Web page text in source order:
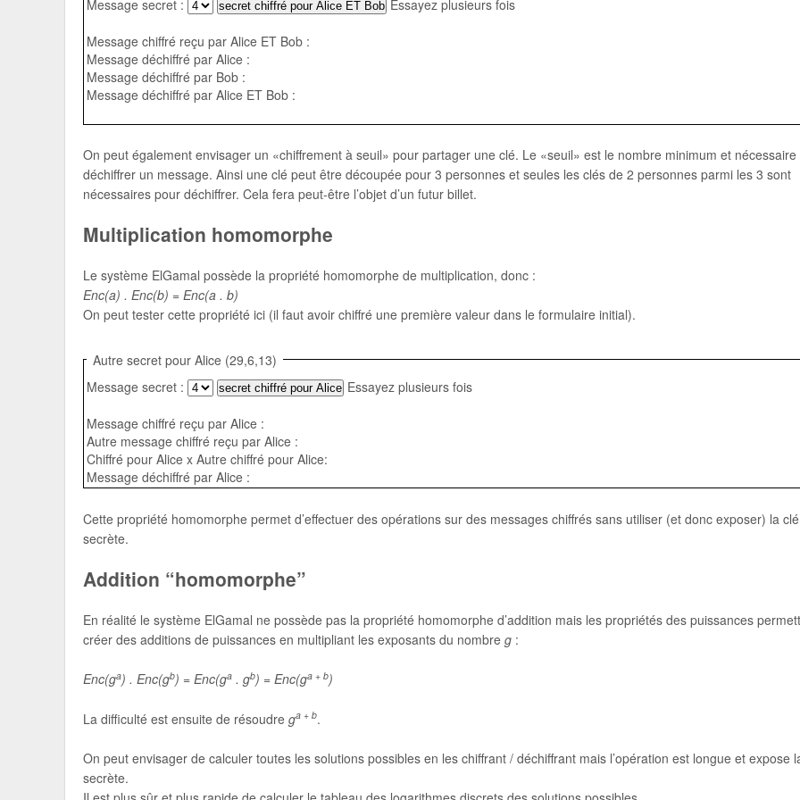
Message secret : Essayez plusieurs fois
Message chiffré reçu par Alice ET Bob :
Message déchiffré par Alice :
Message déchiffré par Bob :
Message déchiffré par Alice ET Bob :
On peut également envisager un «chiffrement à seuil» pour partager une clé. Le «seuil» est le nombre minimum et
déchiffrer un message. Ainsi une clé peut être découpée pour 3 personnes et seules les clés de 2 personnes parmi les 3 sont
nécessaires pour déchiffrer. Cela fera peut-être l’objet d’un futur billet.
Multiplication homomorphe
Le système ElGamal possède la propriété homomorphe de multiplication, donc :
Enc(a) . Enc(b) = Enc(a . b)
On peut tester cette propriété ici (il faut avoir chiffré une première valeur dans le formulaire initial).
Autre secret pour Alice (29,6,13)
Message secret :
Essayez plusieurs fois
Message chiffré reçu par Alice :
Autre message chiffré reçu par Alice :
Chiffré pour Alice x Autre chiffré pour Alice:
Message déchiffré par Alice :
Cette propriété homomorphe permet d’effectuer des opérations sur des messages chiffrés sans utiliser (et donc exposer) la clé
secrète.
Addition “homomorphe”
En réalité le système ElGamal ne possède pas la propriété homomorphe d’addition mais les propriétés des puissances
créer des additions de puissances en multipliant les exposants du nombreg :
Enc(ga) . Enc(gb) = Enc(ga . gb) = Enc(ga + b)
La difficulté est ensuite de résoudrega + b.
On peut envisager de calculer toutes les solutions possibles en les chiffrant / déchiffrant mais l’opération est longue et expose
secrète.